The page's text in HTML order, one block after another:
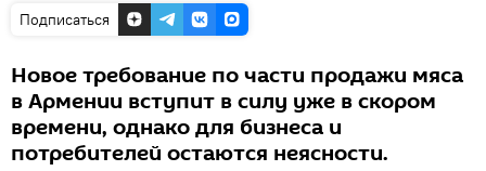
Подписаться
Новое требование по части продажи мяса
в Армении вступит в силу уже в скором
времени, однако для бизнеса и
потребителей остаются неясности.